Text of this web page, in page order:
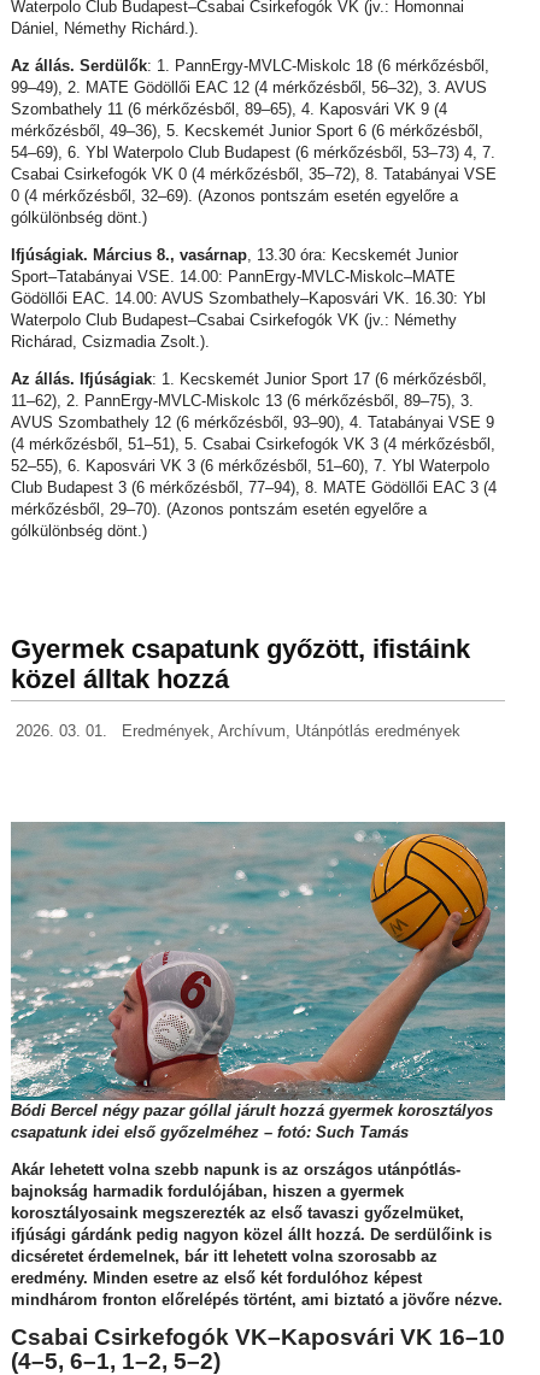
Waterpolo Club Budapest–Csabai Csirkefogók VK (jv.: Homonnai
Dániel, Némethy Richárd.).
Az állás. Serdülők: 1. PannErgy-MVLC-Miskolc 18 (6 mérkőzésből,
99–49), 2. MATE Gödöllői EAC 12 (4 mérkőzésből, 56–32), 3. AVUS
Szombathely 11 (6 mérkőzésből, 89–65), 4. Kaposvári VK 9 (4
mérkőzésből, 49–36), 5. Kecskemét Junior Sport 6 (6 mérkőzésből,
54–69), 6. Ybl Waterpolo Club Budapest (6 mérkőzésből, 53–73) 4, 7.
Csabai Csirkefogók VK 0 (4 mérkőzésből, 35–72), 8. Tatabányai VSE
0 (4 mérkőzésből, 32–69). (Azonos pontszám esetén egyelőre a
gólkülönbség dönt.)
Ifjúságiak. Március 8., vasárnap, 13.30 óra: Kecskemét Junior
Sport–Tatabányai VSE. 14.00: PannErgy-MVLC-Miskolc–MATE
Gödöllői EAC. 14.00: AVUS Szombathely–Kaposvári VK. 16.30: Ybl
Waterpolo Club Budapest–Csabai Csirkefogók VK (jv.: Némethy
Richárad, Csizmadia Zsolt.).
Az állás. Ifjúságiak: 1. Kecskemét Junior Sport 17 (6 mérkőzésből,
11–62), 2. PannErgy-MVLC-Miskolc 13 (6 mérkőzésből, 89–75), 3.
AVUS Szombathely 12 (6 mérkőzésből, 93–90), 4. Tatabányai VSE 9
(4 mérkőzésből, 51–51), 5. Csabai Csirkefogók VK 3 (4 mérkőzésből,
52–55), 6. Kaposvári VK 3 (6 mérkőzésből, 51–60), 7. Ybl Waterpolo
Club Budapest 3 (6 mérkőzésből, 77–94), 8. MATE Gödöllői EAC 3 (4
mérkőzésből, 29–70). (Azonos pontszám esetén egyelőre a
gólkülönbség dönt.)
Gyermek csapatunk győzött, ifistáink
közel álltak hozzá
2026. 03. 01. Eredmények Archívum Utánpótlás eredmények
Bódi Bercel négy pazar góllal járult hozzá gyermek korosztályos
csapatunk idei első győzelméhez – fotó: Such Tamás
Akár lehetett volna szebb napunk is az országos utánpótlás-
bajnokság harmadik fordulójában, hiszen a gyermek
korosztályosaink megszerezték az első tavaszi győzelmüket,
ifjúsági gárdánk pedig nagyon közel állt hozzá. De serdülőink is
dicséretet érdemelnek, bár itt lehetett volna szorosabb az
eredmény. Minden esetre az első két fordulóhoz képest
mindhárom fronton előrelépés történt, ami biztató a jövőre nézve.
Csabai Csirkefogók VK–Kaposvári VK 16–10
(4–5, 6–1, 1–2, 5–2)